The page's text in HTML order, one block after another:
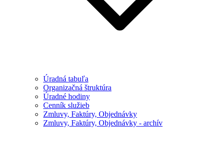
Úradná tabuľa
Organizačná štruktúra
Úradné hodiny
Cenník služieb
Zmluvy, Faktúry, Objednávky
Zmluvy, Faktúry, Objednávky - archív